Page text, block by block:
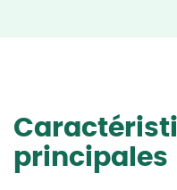
principales